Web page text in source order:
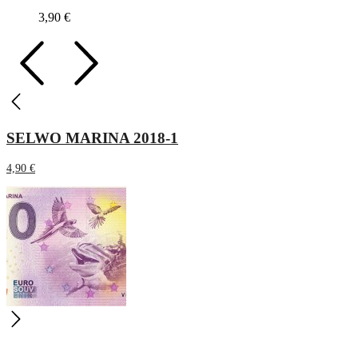
3,90 €
SELWO MARINA 2018-1
4,90 €